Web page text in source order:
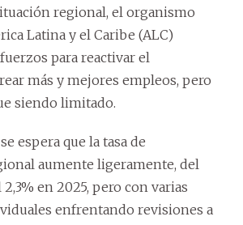
regional, el organismo
Latina y el Caribe (ALC)
para reactivar el
más y mejores empleos, pero
siendo limitado.
espera que la tasa de
aumente ligeramente, del
en 2025, pero con varias
enfrentando revisiones a